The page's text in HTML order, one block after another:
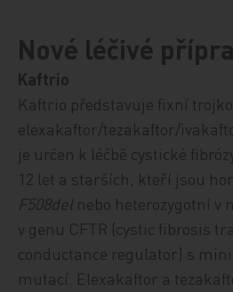
Nové léčivé
Kaftrio
Kaftrio představuje fixní
elexakaftor/tezakaftor/
je určen k léčbě cystické
12 let a starších, kteří jsou
F508del nebo heterozygotní v
v genu CFTR (cystic fibrosis
conductance regulator) s
mutací. Elexakaftor a